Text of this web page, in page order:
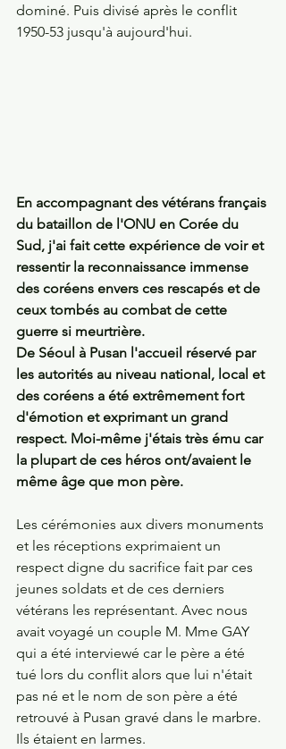
dominé. Puis divisé après le conflit
1950-53 jusqu'à aujourd'hui.
En accompagnant des vétérans français
du bataillon de l'ONU en Corée du
Sud, j'ai fait cette expérience de voir et
ressentir la reconnaissance immense
des coréens envers ces rescapés et de
ceux tombés au combat de cette
guerre si meurtrière.
De Séoul à Pusan l'accueil réservé par
les autorités au niveau national, local et
des coréens a été extrêmement fort
d'émotion et exprimant un grand
respect. Moi-même j'étais très ému car
la plupart de ces héros ont/avaient le
même âge que mon père.
Les cérémonies aux divers monuments
et les réceptions exprimaient un
respect digne du sacrifice fait par ces
jeunes soldats et de ces derniers
vétérans les représentant. Avec nous
avait voyagé un couple M. Mme GAY
qui a été interviewé car le père a été
tué lors du conflit alors que lui n'était
pas né et le nom de son père a été
retrouvé à Pusan gravé dans le marbre.
Ils étaient en larmes.